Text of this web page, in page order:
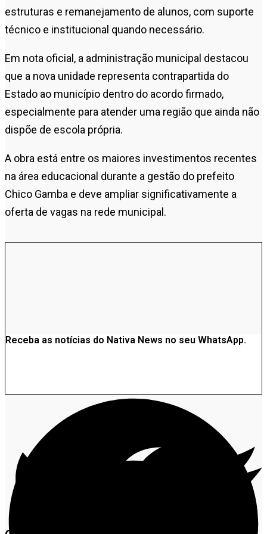
estruturas e remanejamento de alunos, com suporte
técnico e institucional quando necessário.
Em nota oficial, a administração municipal destacou
que a nova unidade representa contrapartida do
Estado ao município dentro do acordo firmado,
especialmente para atender uma região que ainda não
dispõe de escola própria.
A obra está entre os maiores investimentos recentes
na área educacional durante a gestão do prefeito
Chico Gamba e deve ampliar significativamente a
oferta de vagas na rede municipal.
Receba as notícias do Nativa News no seu WhatsApp.